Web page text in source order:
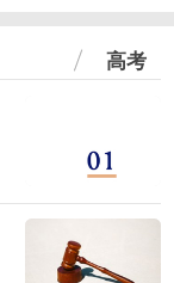
高考